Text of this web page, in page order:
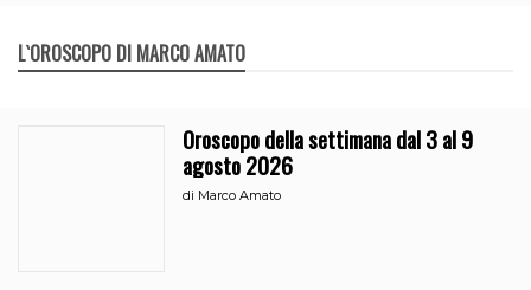
L`OROSCOPO DI MARCO AMATO
Oroscopo della settimana dal 3 al 9
agosto 2026
di Marco Amato